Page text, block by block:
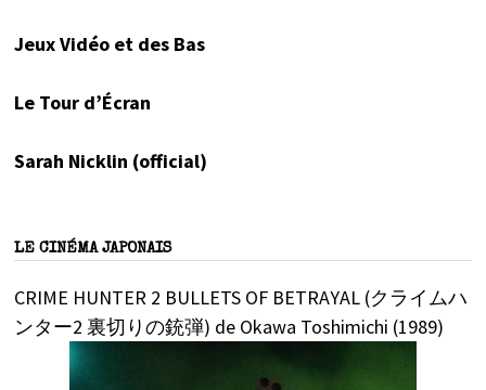
Jeux Vidéo et des Bas
Le Tour d’Écran
Sarah Nicklin (official)
LE CINÉMA JAPONAIS
CRIME HUNTER 2 BULLETS OF BETRAYAL (クライムハ
ンター2 裏切りの銃弾) de Okawa Toshimichi (1989)